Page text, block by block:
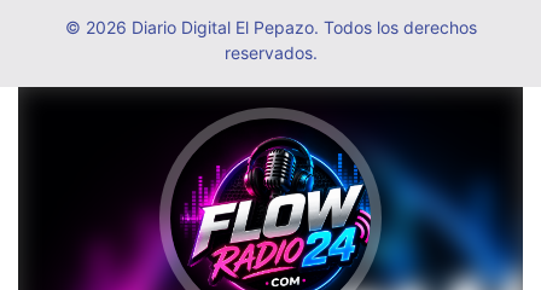
© 2026 Diario Digital El Pepazo. Todos los derechos
reservados.